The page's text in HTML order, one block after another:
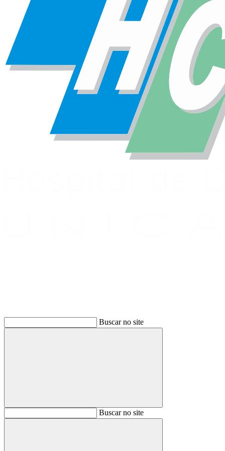
Buscar no site
BuscarBuscar no site